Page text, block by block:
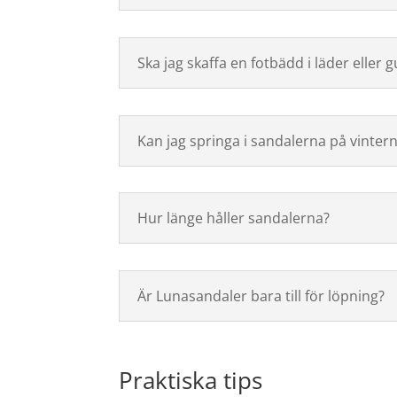
Ska jag skaffa en fotbädd i läder eller
Kan jag springa i sandalerna på
Hur länge håller sandalerna?
Är Lunasandaler bara till för löpning?
Praktiska tips